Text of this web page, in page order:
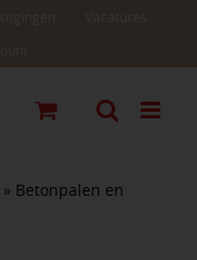
» Betonpalen en